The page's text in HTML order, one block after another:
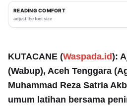
READING COMFORT
adjust the font size
KUTACANE (Waspada.id):
(Wabup), Aceh Tenggara
Muhammad Reza Satria
umum latihan bersama